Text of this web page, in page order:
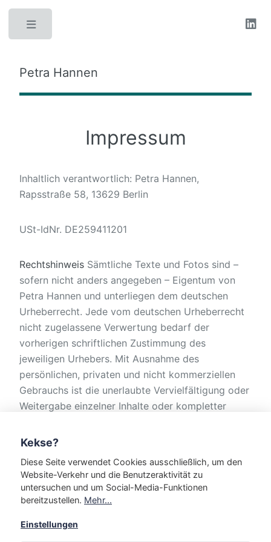
Petra Hannen
Impressum
Inhaltlich verantwortlich: Petra Hannen,
Rapsstraße 58, 13629 Berlin
USt-IdNr. DE259411201
Rechtshinweis Sämtliche Texte und Fotos sind –
sofern nicht anders angegeben – Eigentum von
Petra Hannen und unterliegen dem deutschen
Urheberrecht. Jede vom deutschen Urheberrecht
nicht zugelassene Verwertung bedarf der
vorherigen schriftlichen Zustimmung des
jeweiligen Urhebers. Mit Ausnahme des
persönlichen, privaten und nicht kommerziellen
Gebrauchs ist die unerlaubte Vervielfältigung oder
Weitergabe einzelner Inhalte oder kompletter
Website sind jederzeit willkommen und bedürfen
in fremden Frames ist jedoch nur mit Erlaubnis
zulässig. Trotz sorgfältiger inhaltlicher Kontrolle
wird keine Haftung für die Inhalte externer Links
sind ausschließlich deren Betreiber verantwortlich.
Kekse?
Diese Seite verwendet Cookies ausschließlich, um den
Website-Verkehr und die Benutzeraktivität zu
untersuchen und um Social-Media-Funktionen
bereitzustellen. Mehr...
Einstellungen